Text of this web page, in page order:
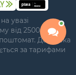
увазі
від 2500 грн у
Доставка
за тарифами